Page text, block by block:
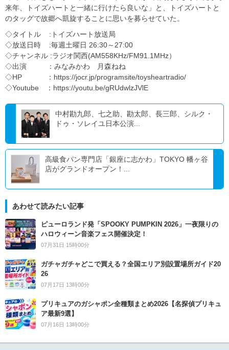
来年、トイズハートと一緒に行けたら良いな」と、トイズハートと
のタッグで故郷へ凱旋することに思いを募らせていた。
◇タイトル :トイズハート放送局
◇放送日時 :毎週土曜日 26:30～27:00
◇チャンネル :ラジオ関西(AM558KHz/FM91.1MHz）
◇出演 ：みなみかわ 月森ねね
◇HP ：https://jocr.jp/programsite/toysheartradio/
◇Youtube ：https://youtu.be/gRUdwlzJVlE
中村勘九郎、七之助、勘太郎、長三郎、シルク・
ドゥ・ソレイユ日本公演...
高級食パン専門店「銀座に志かわ」TOKYO 幡ヶ谷
店がグランドオープン！...
あわせて読みたい記事
ピューロランド発「SPOOKY PUMPKIN 2026」一夜限りの
ハロウィーン音楽フェス開催決定！
07月31日 15時00分
ガチャガチャどこで買える？全国エリア別設置場所ガイド20
26
07月17日 13時00分
プリキュアのガシャポン全種類まとめ2026【名探偵プリキュ
ア最新9選】
07月16日 13時00分